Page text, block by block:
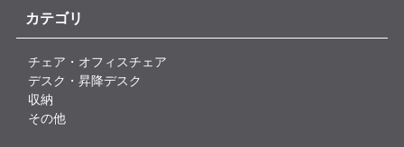
カテゴリ
チェア・オフィスチェア
デスク・昇降デスク
収納
その他